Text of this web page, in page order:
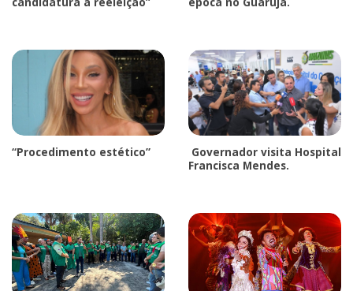
“Procedimento estético”
Governador visita Hospital
Francisca Mendes.